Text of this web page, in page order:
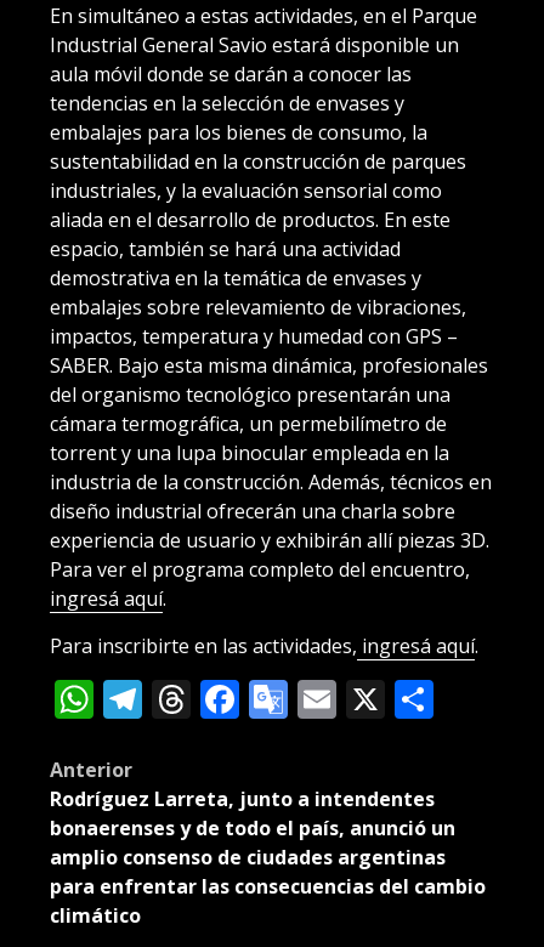
En simultáneo a estas actividades, en el Parque
Industrial General Savio estará disponible un
aula móvil donde se darán a conocer las
tendencias en la selección de envases y
embalajes para los bienes de consumo, la
sustentabilidad en la construcción de parques
industriales, y la evaluación sensorial como
aliada en el desarrollo de productos. En este
espacio, también se hará una actividad
demostrativa en la temática de envases y
embalajes sobre relevamiento de vibraciones,
impactos, temperatura y humedad con GPS –
SABER. Bajo esta misma dinámica, profesionales
del organismo tecnológico presentarán una
cámara termográfica, un permebilímetro de
torrent y una lupa binocular empleada en la
industria de la construcción. Además, técnicos en
diseño industrial ofrecerán una charla sobre
experiencia de usuario y exhibirán allí piezas 3D.
Para ver el programa completo del encuentro,
ingresá aquí.
Para inscribirte en las actividades, ingresá aquí.
WhatsApp
Telegram
Threads
Facebook
Google
Email
X
Post
navigation
Anterior
Rodríguez Larreta, junto a intendentes
bonaerenses y de todo el país, anunció un
amplio consenso de ciudades argentinas
para enfrentar las consecuencias del cambio
climático